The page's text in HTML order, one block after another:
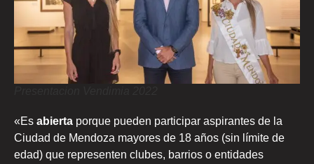
«Es abierta porque pueden participar aspirantes de la
Ciudad de Mendoza mayores de 18 años (sin límite de
edad) que representen clubes, barrios o entidades